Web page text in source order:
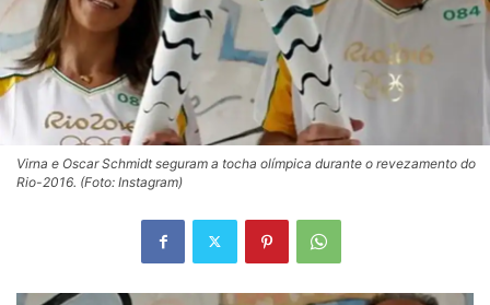
Virna e Oscar Schmidt seguram a tocha olímpica durante o revezamento do
Rio-2016. (Foto: Instagram)